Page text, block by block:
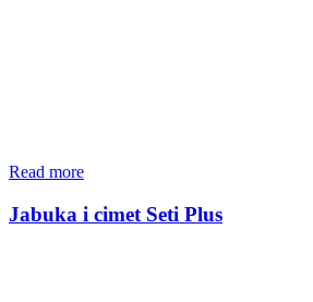
Read more
Jabuka i cimet Seti Plus